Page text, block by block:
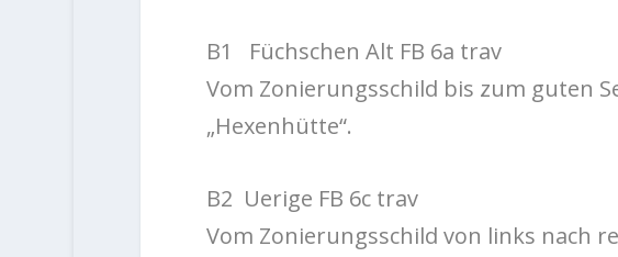
B1 Füchschen Alt FB 6a trav
Vom Zonierungsschild bis zum guten
„Hexenhütte“.
B2 Uerige FB 6c trav
Vom Zonierungsschild von links nach